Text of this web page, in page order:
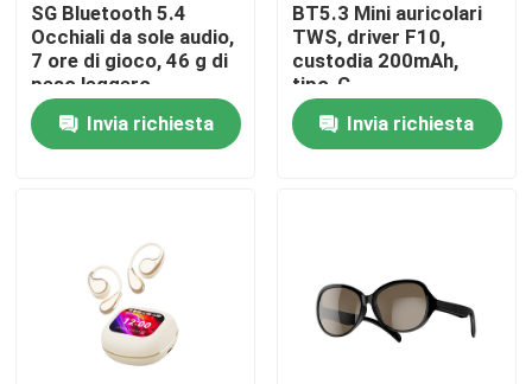
Casa.
Visita alla fabbrica
SG Bluetooth 5.4
Occhiali da sole audio,
7 ore di gioco, 46 g di
peso leggero
Invia richiesta
BT5.3 Mini auricolari
TWS, driver F10,
custodia 200mAh,
tipo-C
Invia richiesta